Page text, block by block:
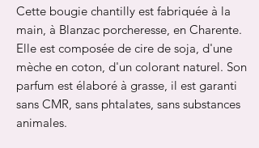
Cette bougie chantilly est fabriquée à la
main, à Blanzac porcheresse, en Charente.
Elle est composée de cire de soja, d'une
mèche en coton, d'un colorant naturel. Son
parfum est élaboré à grasse, il est garanti
sans CMR, sans phtalates, sans substances
animales.